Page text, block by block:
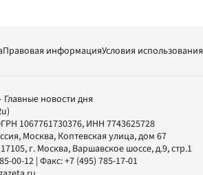
Правовая информацияУсловия использования
Главные новости дня
1067761730376, ИНН 7743625728
Москва, Коптевская улица, дом 67
, г. Москва, Варшавское шоссе, д.9, стр.1
00-12 | Факс:+7 (495) 785-17-01